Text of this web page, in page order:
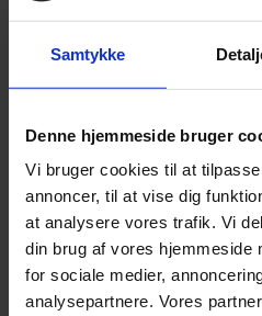
Samtykke
Denne hjemmeside bruger
Vi bruger cookies til at
annoncer, til at vise dig
at analysere vores trafik. Vi
din brug af vores hjemmeside
for sociale medier,
analysepartnere. Vores
Læs mere om udlejers
Konklusion
Ved en opsigelse er det
overveje hvilken
fordelagtig, samt være
frister som erhvervslejeloven